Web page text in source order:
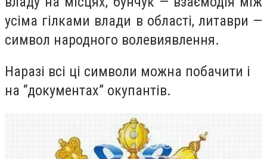
усіма гілками влади в області, литаври —
символ народного волевиявлення.
Наразі всі ці символи можна побачити і
на “документах” окупантів.